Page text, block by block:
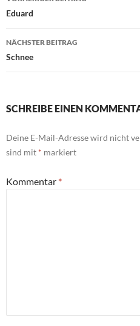
Eduard
NÄCHSTER BEITRAG
Schnee
SCHREIBE EINEN
Deine E-Mail-Adresse wird nicht
sind mit * markiert
Kommentar *